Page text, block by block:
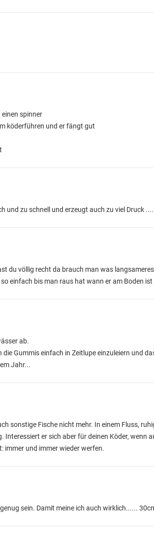
spinner
köderführen und er fängt gut
und zu schnell und erzeugt auch zu viel Druck
du völlig recht da brauch man was langsameres
einfach bis man raus hat wann er am Boden
ab.
Gummis einfach in Zeitlupe einzuleiern und
Jahr...
sonstige Fische nicht mehr. In einem Fluss,
er sich aber für deinen Köder, wenn
immer und immer wieder werfen.
sein. Damit meine ich auch wirklich......